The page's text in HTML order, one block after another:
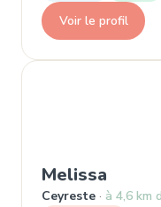
Voir le profil
Melissa
Ceyreste à 4,6 km